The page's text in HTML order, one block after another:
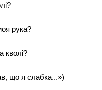
рука?
кволі?
що я слабка...»)